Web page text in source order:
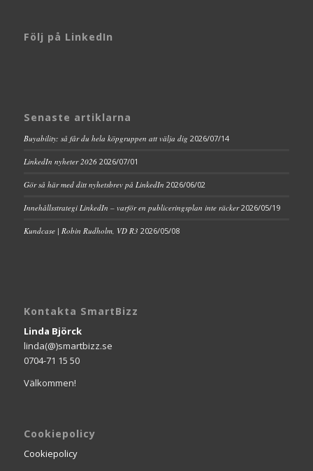
Följ på LinkedIn
Senaste artiklarna
Buyability: så får du hela köpgruppen att välja dig 2026/07/14
LinkedIn nyheter 2026 2026/07/01
Gör så här med ditt nyhetsbrev på LinkedIn 2026/06/02
Innehållsstrategi LinkedIn – varför en publiceringsplan inte räcker 2026/05/19
Kundcase | Robin Rudholm, VD R3 2026/05/08
Kontakta SmartBizz
Linda Björck
linda(@)smartbizz.se
0704-71 15 50
Välkommen!
Cookiepolicy
Cookiepolicy